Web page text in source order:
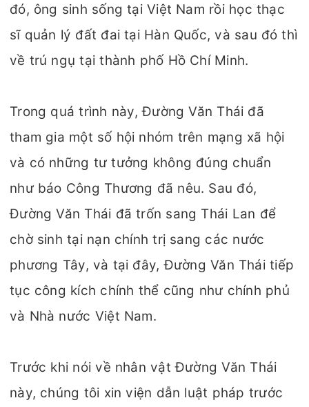
đó, ông sinh sống tại Việt Nam rồi học thạc
sĩ quản lý đất đai tại Hàn Quốc, và sau đó thì
về trú ngụ tại thành phố Hồ Chí Minh.
Trong quá trình này, Đường Văn Thái đã
tham gia một số hội nhóm trên mạng xã hội
và có những tư tưởng không đúng chuẩn
như báo Công Thương đã nêu. Sau đó,
Đường Văn Thái đã trốn sang Thái Lan để
chờ sinh tại nạn chính trị sang các nước
phương Tây, và tại đây, Đường Văn Thái tiếp
tục công kích chính thể cũng như chính phủ
và Nhà nước Việt Nam.
Trước khi nói về nhân vật Đường Văn Thái
này, chúng tôi xin viện dẫn luật pháp trước